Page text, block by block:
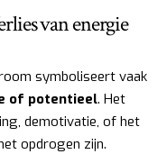
van energie
symboliseert vaak
of potentieel. Het
demotivatie, of het
opdrogen zijn.